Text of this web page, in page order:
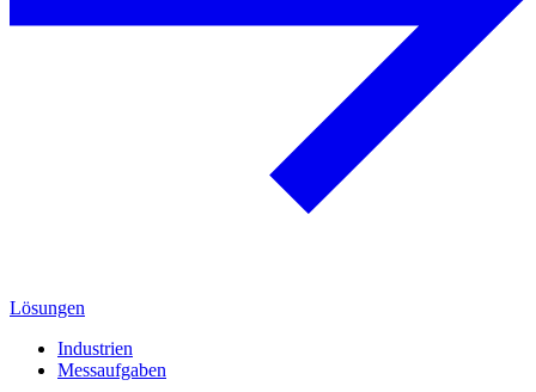
Lösungen
Industrien
Messaufgaben